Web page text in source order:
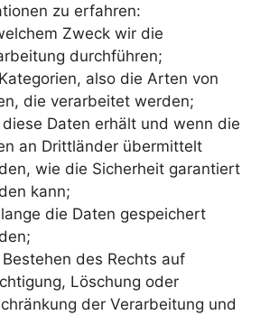
zu erfahren:
Zweck wir die
durchführen;
also die Arten von
die verarbeitet werden;
Daten erhält und wenn die
an Drittländer übermittelt
wie die Sicherheit garantiert
kann;
die Daten gespeichert
des Rechts auf
Löschung oder
der Verarbeitung und